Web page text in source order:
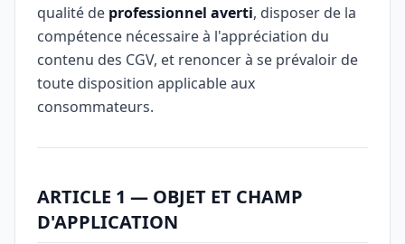
qualité de professionnel averti, disposer de la
compétence nécessaire à l'appréciation du
contenu des CGV, et renoncer à se prévaloir de
toute disposition applicable aux
consommateurs.
ARTICLE 1 — OBJET ET CHAMP
D'APPLICATION